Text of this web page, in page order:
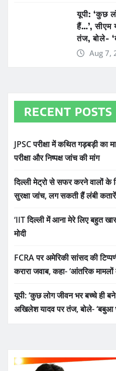
यूपी: ‘कुछ
हैं…’, सीएम
तंज, बोले-
Aug 7,
RECENT POSTS
JPSC परीक्षा में कथित गड़बड़ी का
परीक्षा और निष्पक्ष जांच की मांग
दिल्ली मेट्रो से सफर करने वालों
सुरक्षा जांच, लग सकती हैं लंबी कतारें
‘IIT दिल्ली में आना मेरे लिए बहुत
मोदी
FCRA पर अमेरिकी सांसद की
करारा जवाब, कहा- ‘आंतरिक
यूपी: ‘कुछ लोग जीवन भर बच्चे ही
अखिलेश यादव पर तंज, बोले- ‘बबुआ